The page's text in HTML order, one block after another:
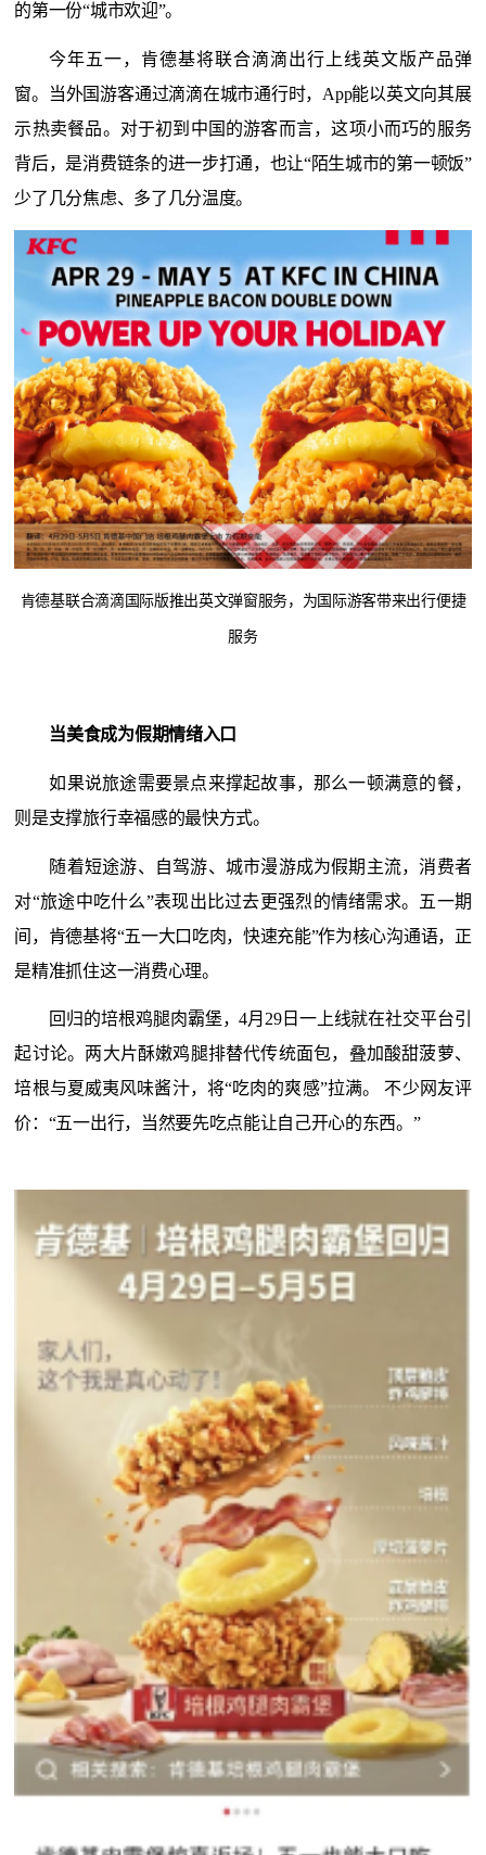
的第一份“城市欢迎”。
今年五一，肯德基将联合滴滴出行上线英文版产品弹
窗。当外国游客通过滴滴在城市通行时， App能以英文向其展
示热卖餐品。 对于初到中国的游客而言，这项小而巧的服务
背后，是消费链条的进一步打通，也让“陌生城市的第一顿饭”
少了几分焦虑、多了几分温度。
肯德基联合滴滴国际版推出英文弹窗服务，为国际游客带来出行便捷
服务
当美食成为假期情绪入口
如果说旅途需要景点来撑起故事，那么一顿满意的餐，
则是支撑旅行幸福感的最快方式。
随着短途游、自驾游、城市漫游成为假期主流，消费者
对“旅途中吃什么”表现出比过去更强烈的情绪需求。五一期
间，肯德基将“五一大口吃肉，快速充能”作为核心沟通语，正
是精准抓住这一消费心理。
回归的培根鸡腿肉霸堡，4月29日一上线就在社交平台引
起讨论。两大片酥嫩鸡腿排替代传统面包，叠加酸甜菠萝、
培根与夏威夷风味酱汁，将“吃肉的爽感”拉满。
不少网友评
价： “五一出行，当然要先吃点能让自己开心的东西。”